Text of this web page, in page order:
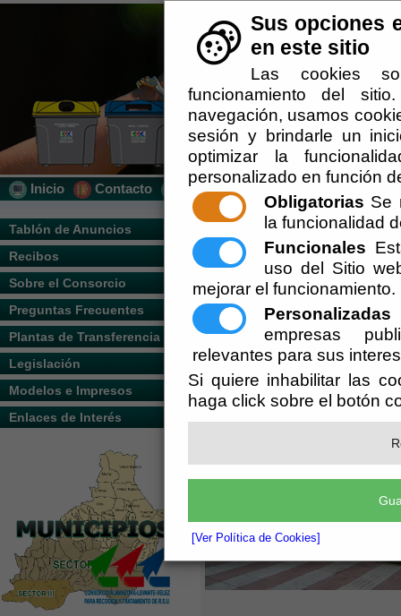
Sus opciones
en este sitio
Las cookies
funcionamiento del
navegación, usamos
sesión y brindarle un
optimizar la
personalizado en función
Obligatorias Se
la funcionalidad
Funcionales
uso del Sitio
mejorar el funcionamiento.
Personalizadas
empresas
relevantes para sus
Si quiere inhabilitar las
haga click sobre el botón
[Ver Política de Cookies]
Inicio Contacto Localización
Tablón de Anuncios
Recibos
Sobre el Consorcio
Preguntas Frecuentes
Plantas de Transferencia
Legislación
Modelos e Impresos
Enlaces de Interés
Usted se encuentra aquí:Inicio //
Escuchar
Descripción del Servicio